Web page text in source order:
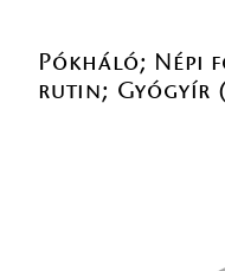
Pókháló; Népi
rutin; Gyógyír